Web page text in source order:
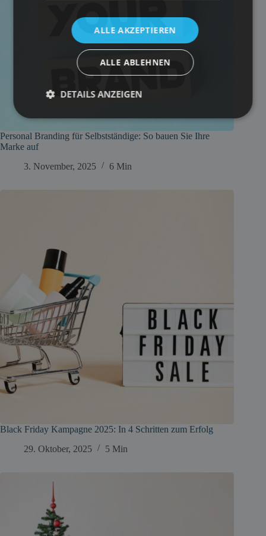
Personal Branding für Selbstständige: So bauen Sie Ihre
Marke auf
3. November, 2025
6 Min
Black Friday Kampagne 2025: In 4 Schritten zum Erfolg
29. Oktober, 2025
5 Min
ALLE AKZEPTIEREN
ALLE ABLEHNEN
DETAILS ANZEIGEN